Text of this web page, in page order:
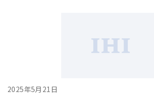
2025年5月21日